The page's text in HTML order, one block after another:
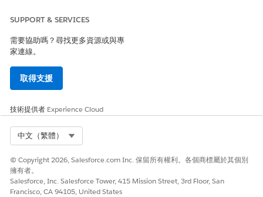
SUPPORT & SERVICES
需要協助嗎？尋找更多資源或與專
家連線。
取得支援
技術提供者 Experience Cloud
中文（繁體）
© Copyright 2026, Salesforce.com Inc. 保留所有權利。各個商標屬於其個別
擁有者。
Salesforce, Inc. Salesforce Tower, 415 Mission Street, 3rd Floor, San
Francisco, CA 94105, United States